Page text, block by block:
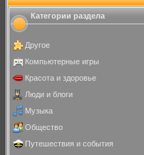
Категории раздела
Другое
Компьютерные игры
Красота и здоровье
Люди и блоги
Музыка
Общество
Путешествия и события